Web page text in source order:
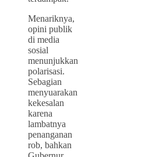
Menariknya,
opini publik
di media
sosial
menunjukkan
polarisasi.
Sebagian
menyuarakan
kekesalan
karena
lambatnya
penanganan
rob, bahkan